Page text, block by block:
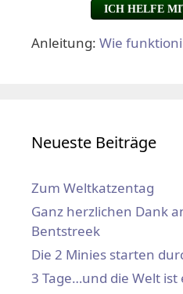
Anleitung: Wie
Neueste Beiträge
Zum Weltkatzentag
Ganz herzlichen Dank
Bentstreek
Die 2 Minies starten
3 Tage…und die Welt ist